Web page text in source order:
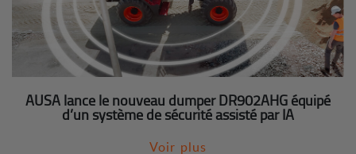
AUSA lance le nouveau dumper DR902AHG équipé
d’un système de sécurité assisté par IA
Voir plus